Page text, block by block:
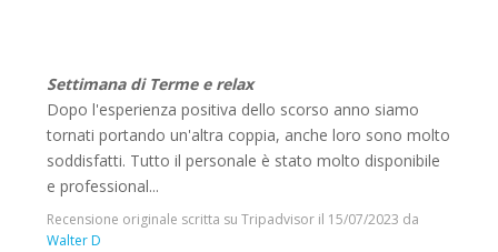
Settimana di Terme e relax
Dopo l'esperienza positiva dello scorso anno siamo
tornati portando un'altra coppia, anche loro sono molto
soddisfatti. Tutto il personale è stato molto disponibile
e professional...
Recensione originale scritta su Tripadvisor il 15/07/2023 da
Walter D